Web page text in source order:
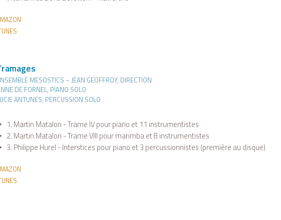
MESOSTICS – JEAN GEOFFROY, DIRECTION
DE FORNEL, PIANO SOLO
ANTUNES, PERCUSSION SOLO
1. Martin Matalon - Trame IV pour piano et 11 instrumentistes
2. Martin Matalon - Trame VIII pour marimba et 8 instrumentistes
3. Philippe Hurel - Interstices pour piano et 3 percussionnistes (première au disque)